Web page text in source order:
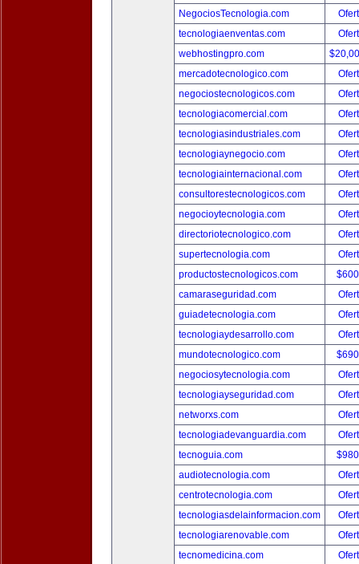
NegociosTecnologia.com
tecnologiaenventas.com
webhostingpro.com
mercadotecnologico.com
negociostecnologicos.com
tecnologiacomercial.com
tecnologiasindustriales.com
tecnologiaynegocio.com
tecnologiainternacional.com
consultorestecnologicos.com
negocioytecnologia.com
directoriotecnologico.com
supertecnologia.com
productostecnologicos.com
camaraseguridad.com
guiadetecnologia.com
tecnologiaydesarrollo.com
mundotecnologico.com
negociosytecnologia.com
tecnologiayseguridad.com
networxs.com
tecnologiadevanguardia.com
tecnoguia.com
audiotecnologia.com
centrotecnologia.com
tecnologiasdelainformacion.com
tecnologiarenovable.com
tecnomedicina.com